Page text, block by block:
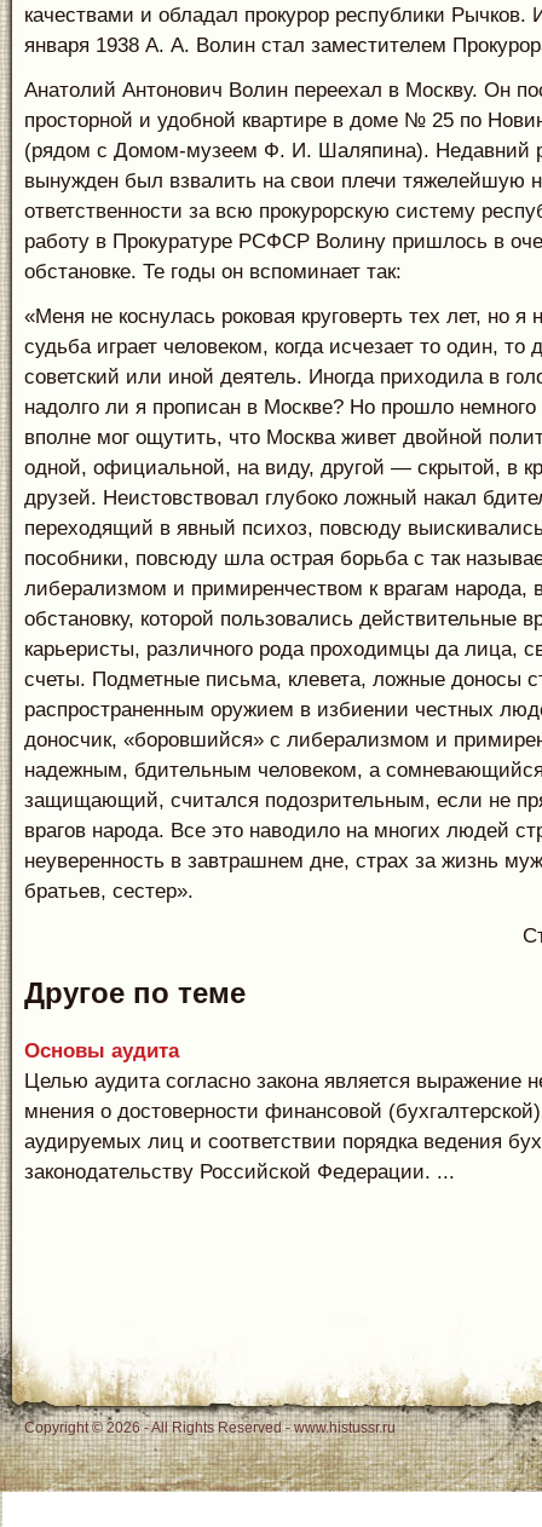
качествами и обладал прокурор республики
января 1938 А. А. Волин стал заместителем
Анатолий Антонович Волин переехал в Москву. Он
просторной и удобной квартире в доме № 25 по
(рядом с Домом-музеем Ф. И. Шаляпина). Недавний
вынужден был взвалить на свои плечи тяжелейшую
ответственности за всю прокурорскую систему
работу в Прокуратуре РСФСР Волину пришлось в
обстановке. Те годы он вспоминает так:
«Меня не коснулась роковая круговерть тех лет, но я
судьба играет человеком, когда исчезает то один, то
советский или иной деятель. Иногда приходила в
надолго ли я прописан в Москве? Но прошло
вполне мог ощутить, что Москва живет двойной
одной, официальной, на виду, другой — скрытой, в
друзей. Неистовствовал глубоко ложный накал
переходящий в явный психоз, повсюду
пособники, повсюду шла острая борьба с так
либерализмом и примиренчеством к врагам народа,
обстановку, которой пользовались действительные
карьеристы, различного рода проходимцы да лица,
счеты. Подметные письма, клевета, ложные доносы
распространенным оружием в избиении честных
доносчик, «боровшийся» с либерализмом и
надежным, бдительным человеком, а
защищающий, считался подозрительным, если не
врагов народа. Все это наводило на многих людей
неуверенность в завтрашнем дне, страх за жизнь
братьев, сестер».
Другое по теме
Основы аудита
Целью аудита согласно закона является выражение
мнения о достоверности финансовой
аудируемых лиц и соответствии порядка ведения
законодательству Российской Федерации. ...
Copyright © 2026 - All Rights Reserved - www.histussr.ru